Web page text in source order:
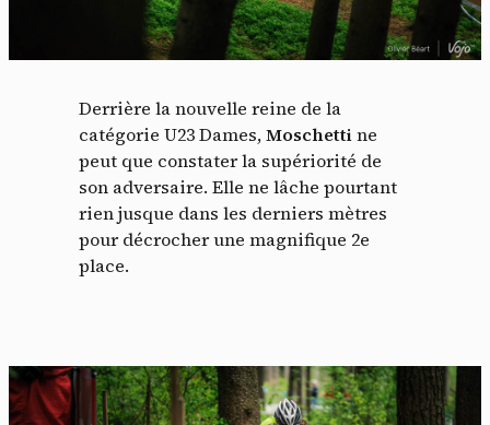
Derrière la nouvelle reine de la
catégorie U23 Dames,Moschettine
peut que constater la supériorité de
son adversaire. Elle ne lâche pourtant
rien jusque dans les derniers mètres
pour décrocher une magnifique 2e
place.